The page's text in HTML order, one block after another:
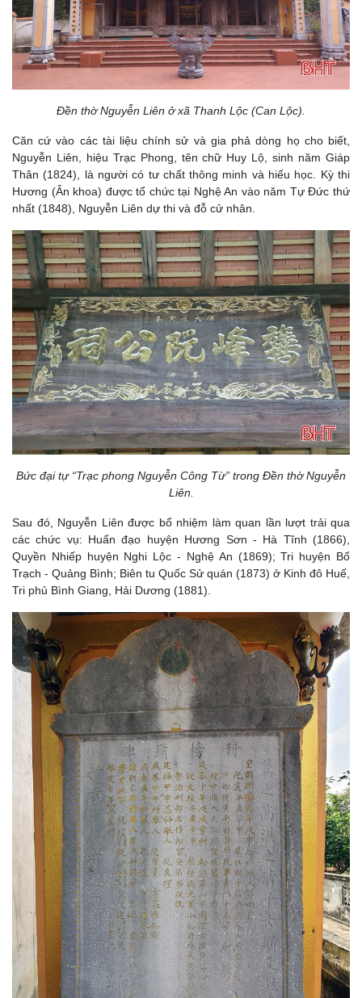
Đền thờ Nguyễn Liên ở xã Thanh Lộc (Can Lộc).
Căn cứ vào các tài liệu chính sử và gia phả dòng họ cho biết,
Nguyễn Liên, hiệu Trạc Phong, tên chữ Huy Lộ, sinh năm Giáp
Thân (1824), là người có tư chất thông minh và hiếu học. Kỳ thi
Hương (Ân khoa) được tổ chức tại Nghệ An vào năm Tự Đức thứ
nhất (1848), Nguyễn Liên dự thi và đỗ cử nhân.
Bức đại tự “Trạc phong Nguyễn Công Từ” trong Đền thờ Nguyễn
Liên.
Sau đó, Nguyễn Liên được bổ nhiệm làm quan lần lượt trải qua
các chức vụ: Huấn đạo huyện Hương Sơn - Hà Tĩnh (1866),
Quyền Nhiếp huyện Nghi Lộc - Nghệ An (1869); Tri huyện Bố
Trạch - Quảng Bình; Biên tu Quốc Sử quán (1873) ở Kinh đô Huế,
Tri phủ Bình Giang, Hải Dương (1881).